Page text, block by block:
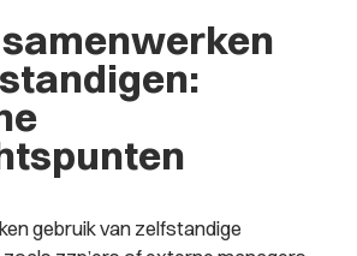
gebruik van zelfstandige